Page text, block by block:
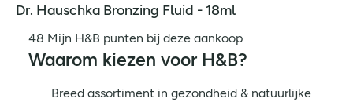
Dr. Hauschka Bronzing Fluid - 18ml
48 Mijn H&B punten bij deze aankoop
Waarom kiezen voor H&B?
Breed assortiment in gezondheid & natuurlijke